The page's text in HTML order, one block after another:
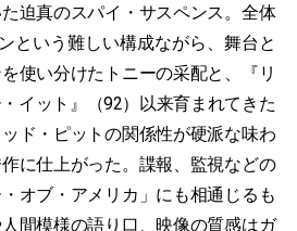
迫真のスパイ・サスペンス。全体
という難しい構成ながら、舞台と
使い分けたトニーの采配と、『リ
イット』（92）以来育まれてきた
ド・ピットの関係性が硬派な味わ
に仕上がった。諜報、監視などの
オブ・アメリカ」にも相通じるも
間模様の語り口、映像の質感はガ